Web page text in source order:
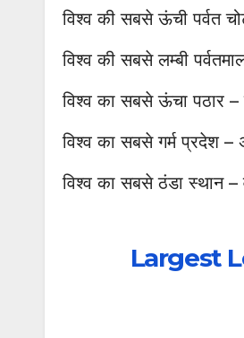
विश्व की सबसे ऊंची पर्वत
विश्व की सबसे लम्बी
विश्व का सबसे ऊंचा पठार –
विश्व का सबसे गर्म प्रदेश –
विश्व का सबसे ठंडा स्थान –
Largest